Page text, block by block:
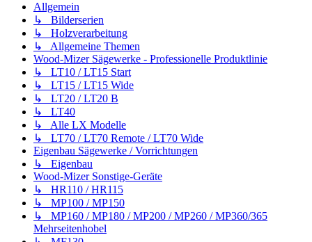
Allgemein
↳ Bilderserien
↳ Holzverarbeitung
↳ Allgemeine Themen
Wood-Mizer Sägewerke - Professionelle Produktlinie
↳ LT10 / LT15 Start
↳ LT15 / LT15 Wide
↳ LT20 / LT20 B
↳ LT40
↳ Alle LX Modelle
↳ LT70 / LT70 Remote / LT70 Wide
Eigenbau Sägewerke / Vorrichtungen
↳ Eigenbau
Wood-Mizer Sonstige-Geräte
↳ HR110 / HR115
↳ MP100 / MP150
↳ MP160 / MP180 / MP200 / MP260 / MP360/365
Mehrseitenhobel